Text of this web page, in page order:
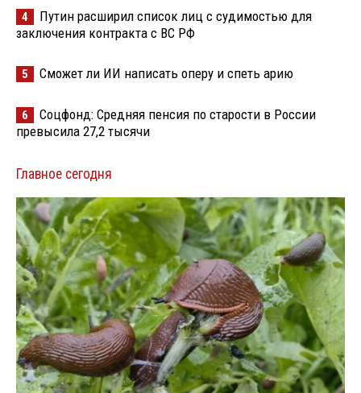
4
Путин расширил список лиц с судимостью для
заключения контракта с ВС РФ
5 Сможет ли ИИ написать оперу и спеть арию
6
Соцфонд: Средняя пенсия по старости в России
превысила 27,2 тысячи
Главное сегодня